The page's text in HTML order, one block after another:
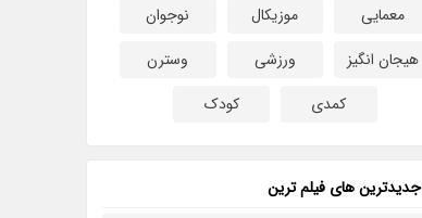
معمایی
موزیکال
نوجوان
هیجان انگیز
ورزشی
وسترن
کمدی
کودک
جدیدترین های فیلم ترین